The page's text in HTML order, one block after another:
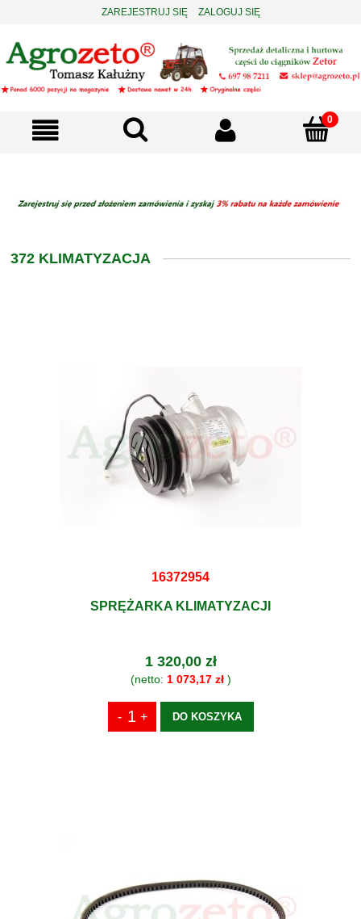
ZAREJESTRUJ SIĘ ZALOGUJ SIĘ
372 KLIMATYZACJA
16372954
SPRĘŻARKA KLIMATYZACJI
1 320,00 zł
(netto: 1 073,17 zł)
DO KOSZYKA